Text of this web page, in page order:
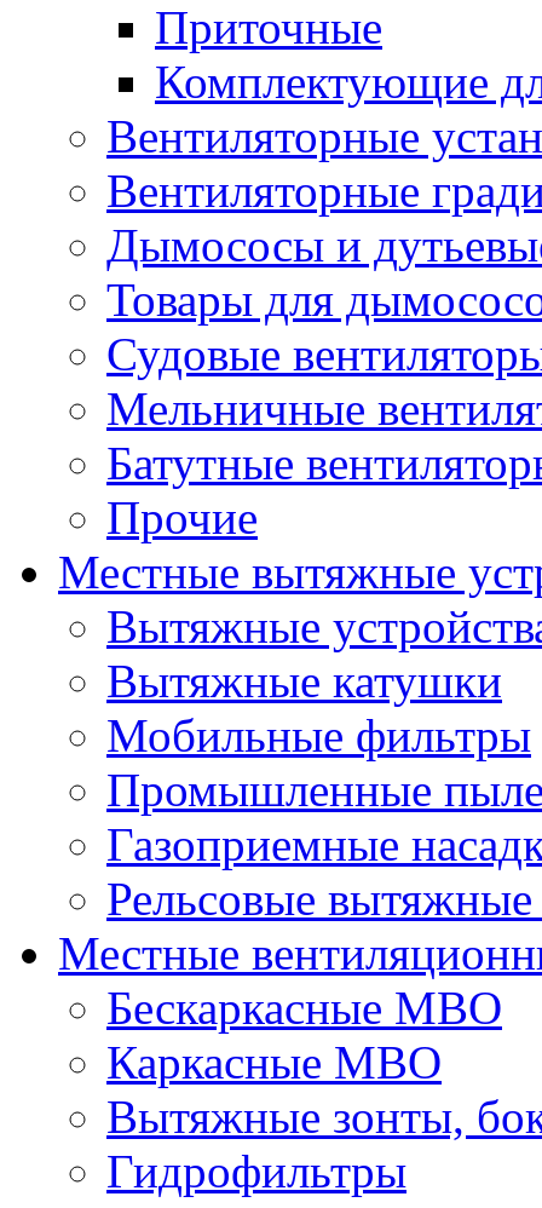
Приточные
Комплектующие
Вентиляторные
Вентиляторные
Дымососы и
Товары для
Судовые
Мельничные
Батутные
Прочие
Местные вытяжные
Вытяжные
Вытяжные катушки
Мобильные фильтры
Промышленные
Газоприемные
Рельсовые
Местные
Бескаркасные МВО
Каркасные МВО
Вытяжные зонты,
Гидрофильтры